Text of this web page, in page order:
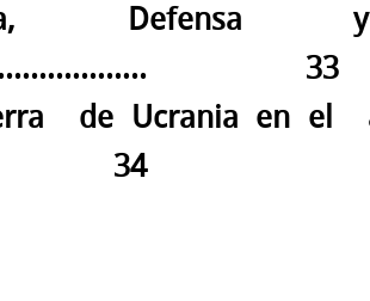
Defensa
33
de Ucrania en el
34